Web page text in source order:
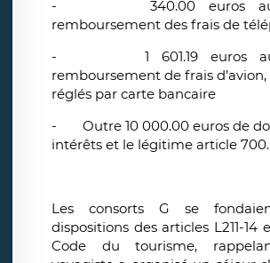
-
340.00 euros
remboursement des frais de
-
1 601.19 euros
remboursement de frais d’avion,
réglés par carte bancaire
-
Outre 10 000.00 euros de
intérêts et le légitime article 700.
Les consorts G se
dispositions des articles L211-14
Code du tourisme,